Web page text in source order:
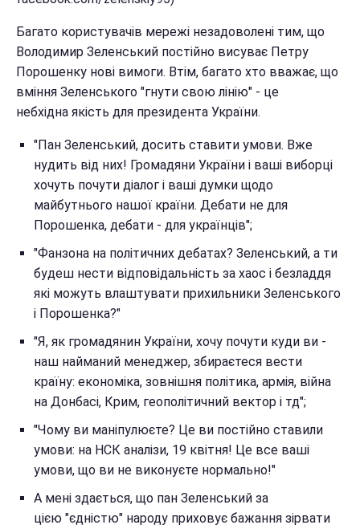
Багато користувачів мережі незадоволені тим, що
Володимир Зеленський постійно висуває Петру
Порошенку нові вимоги. Втім, багато хто вважає, що
вміння Зеленського "гнути свою лінію" - це
небхідна якість для президента України.
"Пан Зеленський, досить ставити умови. Вже
нудить від них! Громадяни України і ваші виборці
хочуть почути діалог і ваші думки щодо
майбутнього нашої країни. Дебати не для
Порошенка, дебати - для українців";
"Фанзона на політичних дебатах? Зеленський, а ти
будеш нести відповідальність за хаос і безладдя
які можуть влаштувати прихильники Зеленського
і Порошенка?"
"Я, як громадянин України, хочу почути куди ви -
наш найманий менеджер, збираєтеся вести
країну: економіка, зовнішня політика, армія, війна
на Донбасі, Крим, геополітичний вектор і тд";
"Чому ви маніпулюєте? Це ви постійно ставили
умови: на НСК аналізи, 19 квітня! Це все ваші
умови, що ви не виконуєте нормально!"
А мені здається, що пан Зеленський за
цією "єдністю" народу приховує бажання зірвати